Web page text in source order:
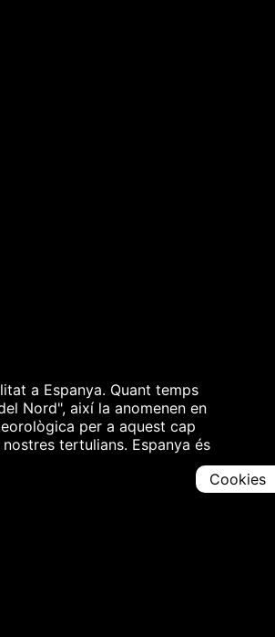
a Espanya. Quant temps
Nord", així la anomenen en
per a aquest cap
tertulians. Espanya és
Cookies